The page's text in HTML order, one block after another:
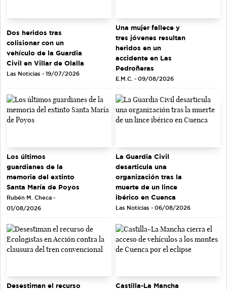
Dos heridos tras
colisionar con un
vehículo de la Guardia
Civil en Villar de Olalla
Las Noticias - 19/07/2026
Una mujer fallece y
tres jóvenes resultan
heridos en un
accidente en Las
Pedroñeras
E.M.C. - 09/08/2026
Los últimos
guardianes de la
memoria del extinto
Santa María de Poyos
Rubén M. Checa -
01/08/2026
La Guardia Civil
desarticula una
organización tras la
muerte de un lince
ibérico en Cuenca
Las Noticias - 06/08/2026
Desestiman el recurso
Castilla-La Mancha